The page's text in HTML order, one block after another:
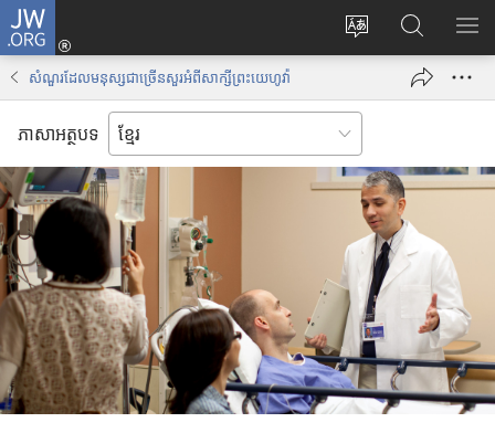
W
O
ទំ
រ
ប្
ដូ
រ
ភា
សា
ណ
(
បើ
ម
ធី
w
i
ស្
វែ
ង
ព័
មា
ន
J
W
.
ប
ហា
ញ្
ស
សំណួរដែលមនុស្សជាច្រើនសួរអំពីសាក្សីព្រះយេហូវ៉ា
ភាសាអត្ថបទ